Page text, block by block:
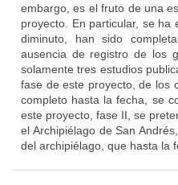
embargo, es el fruto de una
proyecto. En particular, se
diminuto, han sido
ausencia de registro de los
solamente tres estudios
fase de este proyecto, de los
completo hasta la fecha, se
este proyecto, fase II, se
el Archipiélago de San
del archipiélago, que hasta la